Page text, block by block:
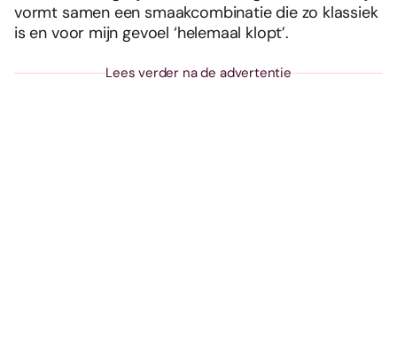
vormt samen een smaakcombinatie die zo klassiek
is en voor mijn gevoel ‘helemaal klopt’.
Lees verder na de advertentie